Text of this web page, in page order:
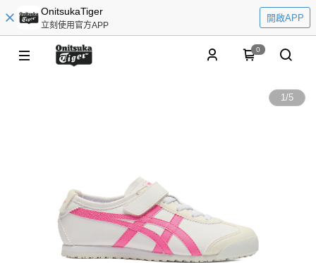
OnitsukaTiger
立刻使用官方APP
開啟APP
0
1/5